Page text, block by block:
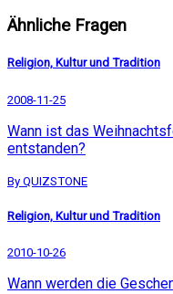
Ähnliche Fragen
Religion, Kultur und Tradition
2008-11-25
Wann ist das
entstanden?
By QUIZSTONE
Religion, Kultur und Tradition
2010-10-26
Wann werden die